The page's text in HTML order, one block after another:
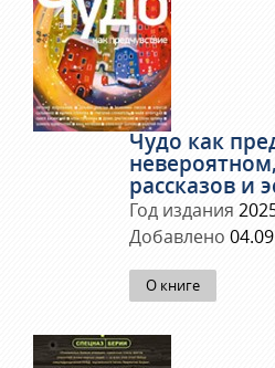
Чудо как
рассказов и
Год издания
Добавлено
О книге